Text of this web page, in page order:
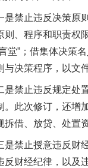
止违反决策原则
则、程序和职责权
堂”；借集体决策
与决策程序，以文
止违反规定处置
。此次修订，还增
拆借、放贷、处置
止授意违反财经
反财经纪律，以及